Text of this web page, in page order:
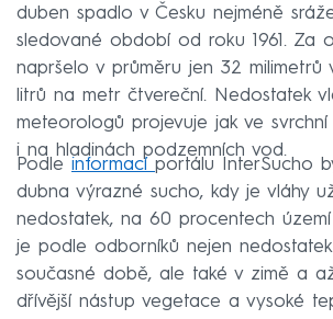
duben spadlo v Česku nejméně
sledované období od roku 1961. Za
napršelo v průměru jen 32 milimetrů
litrů na metr čtvereční. Nedostatek
meteorologů projevuje jak ve
i na hladinách podzemních vod.
Podle informací portálu InterSucho
dubna výrazné sucho, kdy je vláhy
nedostatek, na 60 procentech území
je podle odborníků nejen
současné době, ale také v zimě a
dřívější nástup vegetace a vysoké